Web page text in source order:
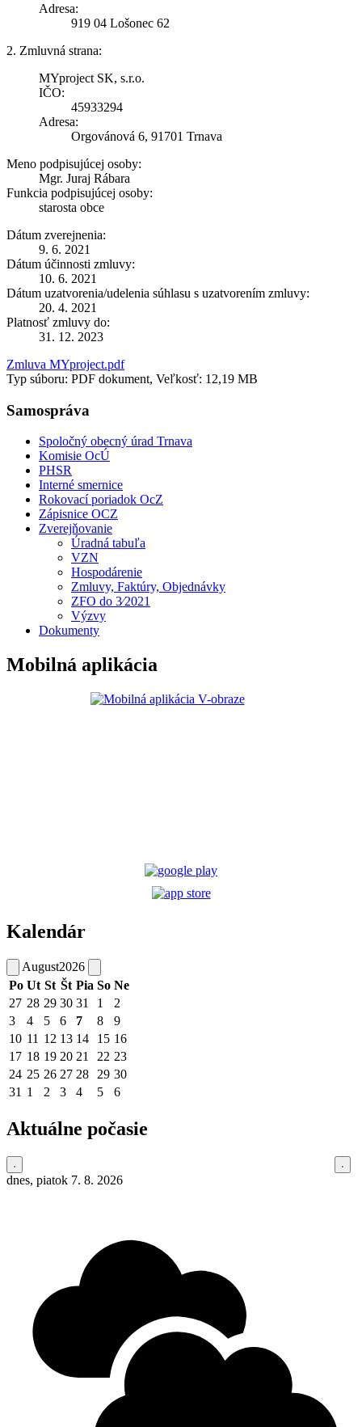
Adresa:
919 04 Lošonec 62
2. Zmluvná strana:
MYproject SK, s.r.o.
IČO:
45933294
Adresa:
Orgovánová 6, 91701 Trnava
Meno podpisujúcej osoby:
Mgr. Juraj Rábara
Funkcia podpisujúcej osoby:
starosta obce
Dátum zverejnenia:
9. 6. 2021
Dátum účinnosti zmluvy:
10. 6. 2021
Dátum uzatvorenia/udelenia súhlasu s uzatvorením zmluvy:
20. 4. 2021
Platnosť zmluvy do:
31. 12. 2023
Zmluva MYproject.pdf
Typ súboru: PDF dokument, Veľkosť: 12,19 MB
Samospráva
Spoločný obecný úrad Trnava
Komisie OcÚ
PHSR
Interné smernice
Rokovací poriadok OcZ
Zápisnice OCZ
Zverejňovanie
Úradná tabuľa
VZN
Hospodárenie
Zmluvy, Faktúry, Objednávky
ZFO do 3⁄2021
Výzvy
Dokumenty
Mobilná aplikácia
Kalendár
August2026
Po Ut St Št Pia So Ne
27 28 29 30 31 1
2
3
4 5 6 7 8
9
10 11 12 13 14 15 16
17 18 19 20 21 22 23
24 25 26 27 28 29 30
31 1 2 3 4 5 6
Aktuálne počasie
dnes, piatok 7. 8. 2026